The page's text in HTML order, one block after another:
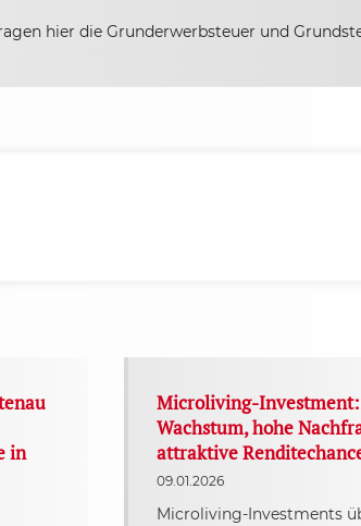
hier die Grunderwerbsteuer und
in
Microliving-Investment:
Wachstum, hohe
attraktive
09.01.2026
Microliving-Investments